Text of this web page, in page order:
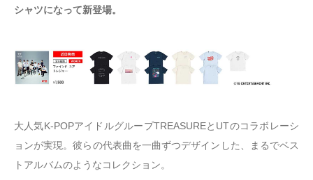
シャツになって新登場。
大人気K-POPアイドルグループTREASUREとUTのコラボレーシ
ョンが実現。彼らの代表曲を一曲ずつデザインした、まるでベス
トアルバムのようなコレクション。